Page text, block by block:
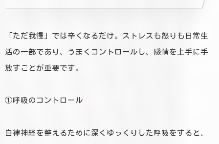
「ただ我慢」では辛くなるだけ。ストレスも怒りも日常生
活の一部であり、うまくコントロールし、感情を上手に手
放すことが重要です。
①呼吸のコントロール
自律神経を整えるために深くゆっくりした呼吸をすると、